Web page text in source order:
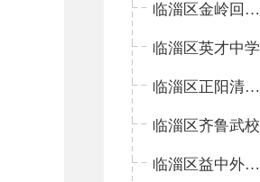
临淄区金岭回族镇中心学校
临淄区英才中学
临淄区正阳清北实验学校
临淄区齐鲁武校
临淄区益中外语学校